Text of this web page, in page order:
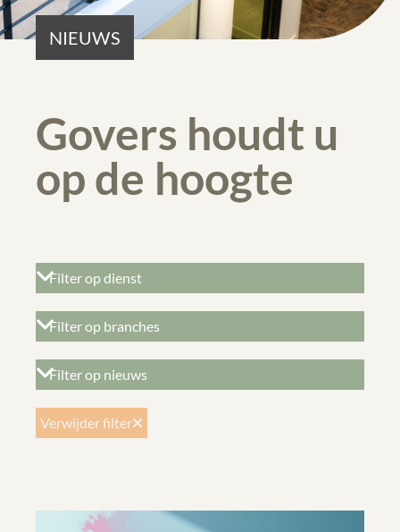
NIEUWS
Govers houdt u
op de hoogte
Verwijder filter